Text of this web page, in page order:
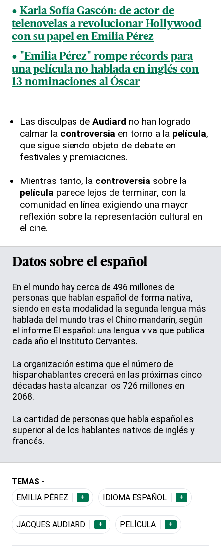
Karla Sofía Gascón: de actor de
telenovelas a revolucionar Hollywood
con su papel en Emilia Pérez
"Emilia Pérez" rompe récords para
una película no hablada en inglés con
13 nominaciones al Óscar
Las disculpas de Audiard no han logrado
calmar la controversia en torno a la película,
que sigue siendo objeto de debate en
festivales y premiaciones.
Mientras tanto, la controversia sobre la
película parece lejos de terminar, con la
comunidad en línea exigiendo una mayor
reflexión sobre la representación cultural en
el cine.
Datos sobre el español
En el mundo hay cerca de 496 millones de
personas que hablan español de forma nativa,
siendo en esta modalidad la segunda lengua más
hablada del mundo tras el Chino mandarín, según
el informe El español: una lengua viva que publica
cada año el Instituto Cervantes.
La organización estima que el número de
hispanohablantes crecerá en las próximas cinco
décadas hasta alcanzar los 726 millones en
2068.
La cantidad de personas que habla español es
superior al de los hablantes nativos de inglés y
francés.
TEMAS -
EMILIA PÉREZ
+ IDIOMA ESPAÑOL +
JACQUES AUDIARD + PELÍCULA +